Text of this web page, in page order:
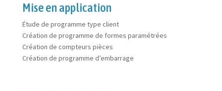
Mise en application
Étude de programme type client
Création de programme de formes paramétrées
Création de compteurs pièces
Création de programme d’embarrage